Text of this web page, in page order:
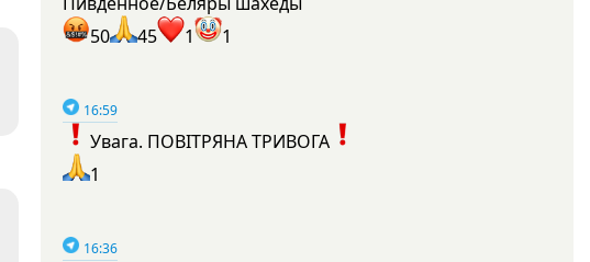
50
45 1 1
16:59
Увага. ПОВІТРЯНА ТРИВОГА
1
16:36